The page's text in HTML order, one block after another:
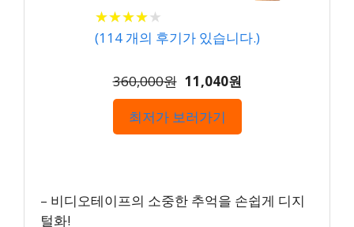
★★★★★
★★★★★
(114개의 후기가 있습니다.)
360,000원 11,040원
최저가 보러가기
– 비디오테이프의 소중한 추억을 손쉽게 디지
털화!